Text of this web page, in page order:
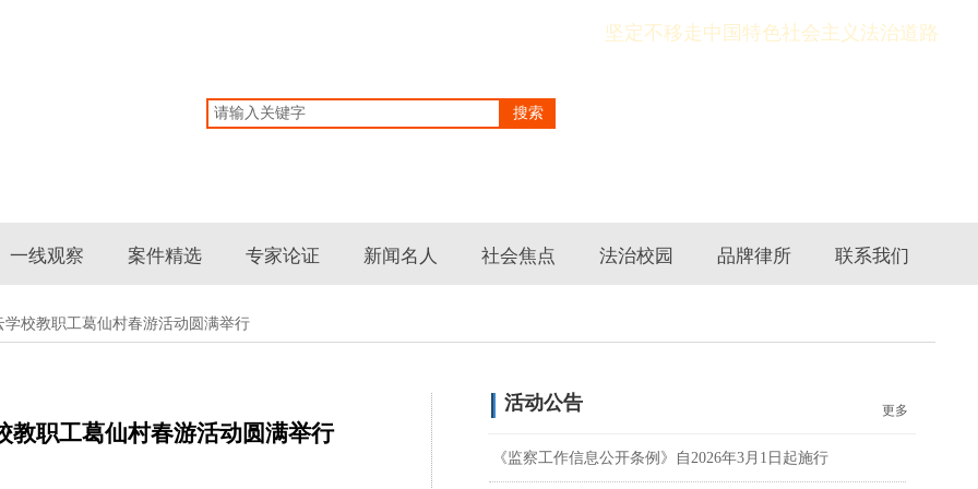
搜索
坚定不移走中国特色社会主义法治道路
一线观察 案件精选 专家论证 新闻名人 社会焦点 法治校园 品牌律所 联系我们
校教职工葛仙村春游活动圆满举行
活动公告
职工葛仙村春游活动圆满举行
更多
《监察工作信息公开条例》自2026年3月1日起施行